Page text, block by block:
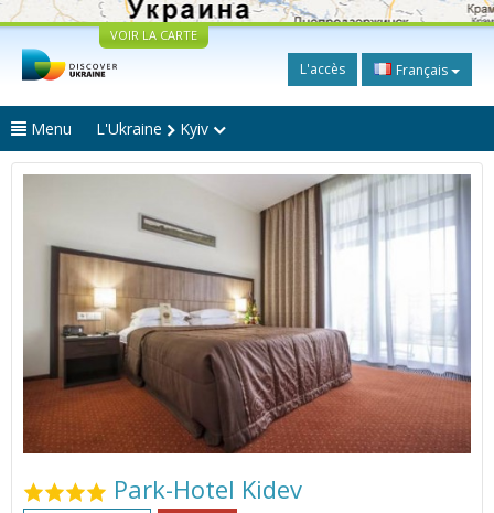
VOIR LA CARTE
L'accès Français
Menu L'Ukraine Kyiv
Park-Hotel Kidev